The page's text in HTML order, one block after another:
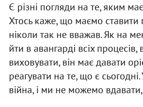
Є різні погляди на те, яким
Хтось каже, що маємо ставити
ніколи так не вважав. Як на
йти в авангарді всіх процесів,
виховувати, він має давати
реагувати на те, що є сьогодні.
війна, і ми не можемо вдавати,